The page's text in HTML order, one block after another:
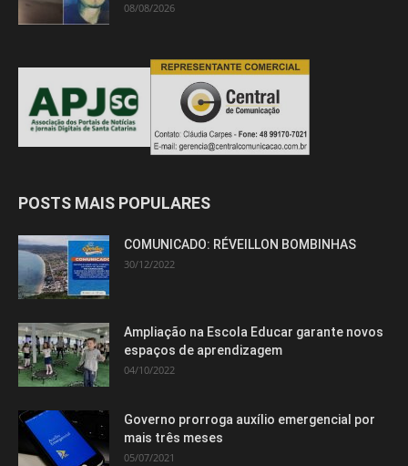
08/08/2026
POSTS MAIS POPULARES
COMUNICADO: RÉVEILLON BOMBINHAS
30/12/2022
Ampliação na Escola Educar garante novos
espaços de aprendizagem
04/10/2022
Governo prorroga auxílio emergencial por
mais três meses
05/07/2021